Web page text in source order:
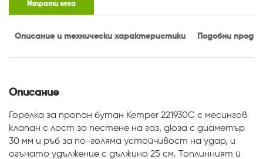
Изпрати сега
Описание и технически характеристики Подобни
Описание
Горелка за пропан бутан Kemper 221930C с месингов
клапан с лост за пестене на газ, дюза с диаметър
30 мм и ръб за по-голяма устойчивост на удар, и
огънато удължение с дължина 25 см. Топлинният й